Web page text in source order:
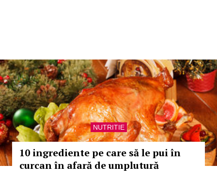
NUTRITIE
10 ingrediente pe care să le pui în
curcan în afară de umplutură